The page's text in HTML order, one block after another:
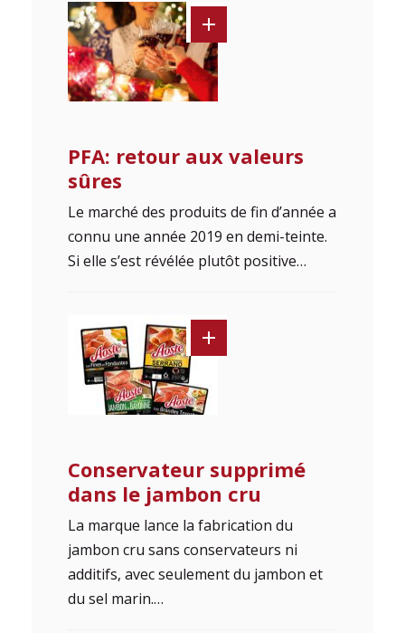
PFA: retour aux valeurs
sûres
Le marché des produits de fin d’année a
connu une année 2019 en demi-teinte.
Si elle s’est révélée plutôt positive…
Conservateur supprimé
dans le jambon cru
La marque lance la fabrication du
jambon cru sans conservateurs ni
additifs, avec seulement du jambon et
du sel marin.…